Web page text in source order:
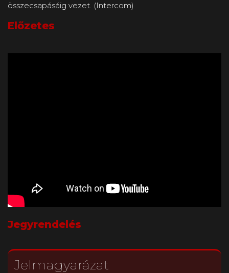
összecsapásáig vezet. (Intercom)
Előzetes
Jegyrendelés
Jelmagyarázat